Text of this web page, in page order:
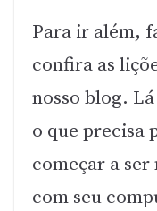
Para ir além,
confira as
nosso blog.
o que precisa
começar a
com seu